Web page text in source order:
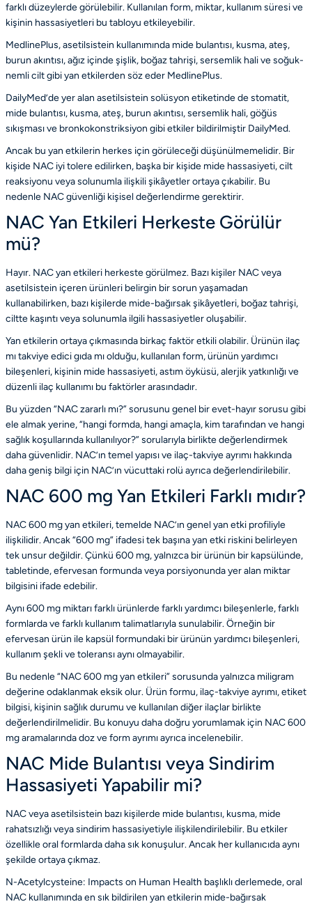
farklı düzeylerde görülebilir. Kullanılan form, miktar, kullanım süresi ve
kişinin hassasiyetleri bu tabloyu etkileyebilir.
MedlinePlus, asetilsistein kullanımında mide bulantısı, kusma, ateş,
burun akıntısı, ağız içinde şişlik, boğaz tahrişi, sersemlik hali ve soğuk-
nemli cilt gibi yan etkilerden söz eder MedlinePlus.
DailyMed’de yer alan asetilsistein solüsyon etiketinde de stomatit,
mide bulantısı, kusma, ateş, burun akıntısı, sersemlik hali, göğüs
sıkışması ve bronkokonstriksiyon gibi etkiler bildirilmiştir DailyMed.
Ancak bu yan etkilerin herkes için görüleceği düşünülmemelidir. Bir
kişide NAC iyi tolere edilirken, başka bir kişide mide hassasiyeti, cilt
reaksiyonu veya solunumla ilişkili şikâyetler ortaya çıkabilir. Bu
nedenle NAC güvenliği kişisel değerlendirme gerektirir.
NAC Yan Etkileri Herkeste Görülür
mü?
Hayır. NAC yan etkileri herkeste görülmez. Bazı kişiler NAC veya
asetilsistein içeren ürünleri belirgin bir sorun yaşamadan
kullanabilirken, bazı kişilerde mide-bağırsak şikâyetleri, boğaz tahrişi,
ciltte kaşıntı veya solunumla ilgili hassasiyetler oluşabilir.
Yan etkilerin ortaya çıkmasında birkaç faktör etkili olabilir. Ürünün ilaç
mı takviye edici gıda mı olduğu, kullanılan form, ürünün yardımcı
bileşenleri, kişinin mide hassasiyeti, astım öyküsü, alerjik yatkınlığı ve
düzenli ilaç kullanımı bu faktörler arasındadır.
Bu yüzden “NAC zararlı mı?” sorusunu genel bir evet-hayır sorusu gibi
ele almak yerine, “hangi formda, hangi amaçla, kim tarafından ve hangi
sağlık koşullarında kullanılıyor?” sorularıyla birlikte değerlendirmek
daha güvenlidir. NAC’ın temel yapısı ve ilaç-takviye ayrımı hakkında
daha geniş bilgi için NAC’ın vücuttaki rolü ayrıca değerlendirilebilir.
NAC 600 mg Yan Etkileri Farklı mıdır?
NAC 600 mg yan etkileri, temelde NAC’ın genel yan etki profiliyle
ilişkilidir. Ancak “600 mg” ifadesi tek başına yan etki riskini belirleyen
tek unsur değildir. Çünkü 600 mg, yalnızca bir ürünün bir kapsülünde,
tabletinde, efervesan formunda veya porsiyonunda yer alan miktar
bilgisini ifade edebilir.
Aynı 600 mg miktarı farklı ürünlerde farklı yardımcı bileşenlerle, farklı
formlarda ve farklı kullanım talimatlarıyla sunulabilir. Örneğin bir
efervesan ürün ile kapsül formundaki bir ürünün yardımcı bileşenleri,
kullanım şekli ve toleransı aynı olmayabilir.
Bu nedenle “NAC 600 mg yan etkileri” sorusunda yalnızca miligram
değerine odaklanmak eksik olur. Ürün formu, ilaç-takviye ayrımı, etiket
bilgisi, kişinin sağlık durumu ve kullanılan diğer ilaçlar birlikte
değerlendirilmelidir. Bu konuyu daha doğru yorumlamak için NAC 600
mg aramalarında doz ve form ayrımıayrıca incelenebilir.
NAC Mide Bulantısı veya Sindirim
Hassasiyeti Yapabilir mi?
NAC veya asetilsistein bazı kişilerde mide bulantısı, kusma, mide
rahatsızlığı veya sindirim hassasiyetiyle ilişkilendirilebilir. Bu etkiler
özellikle oral formlarda daha sık konuşulur. Ancak her kullanıcıda aynı
şekilde ortaya çıkmaz.
N-Acetylcysteine: Impacts on Human Health başlıklı derlemede, oral
NAC kullanımında en sık bildirilen yan etkilerin mide-bağırsak